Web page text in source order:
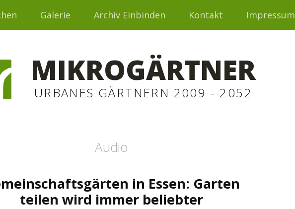
Galerie Archiv Einbinden Kontakt Impressum
MIKROGÄRTNER
URBANES GÄRTNERN 2009 - 2052
Audio
in Essen: Garten
teilen wird immer beliebter